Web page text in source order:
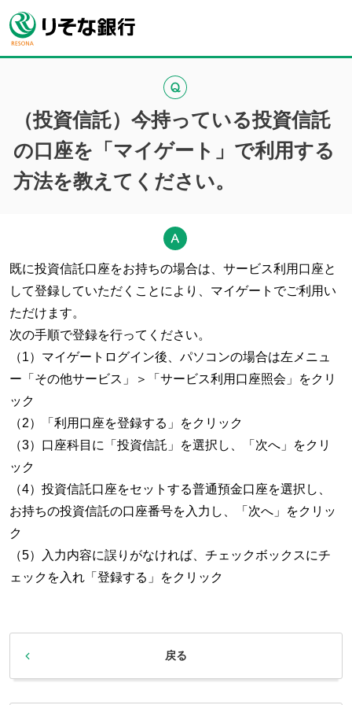
（投資信託）今持っている投資信託
の口座を「マイゲート」で利用する
方法を教えてください。
既に投資信託口座をお持ちの場合は、サービス利用口座と
して登録していただくことにより、マイゲートでご利用い
ただけます。
次の手順で登録を行ってください。
（1）マイゲートログイン後、パソコンの場合は左メニュ
ー「その他サービス」＞「サービス利用口座照会」をクリ
ック
（2）「利用口座を登録する」をクリック
（3）口座科目に「投資信託」を選択し、「次へ」をクリ
ック
（4）投資信託口座をセットする普通預金口座を選択し、
お持ちの投資信託の口座番号を入力し、「次へ」をクリッ
ク
（5）入力内容に誤りがなければ、チェックボックスにチ
ェックを入れ「登録する」をクリック
戻る